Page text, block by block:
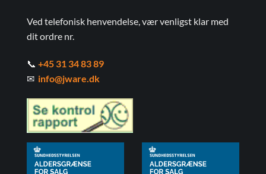
Ved telefonisk henvendelse, vær venligst klar med
dit ordre nr.
📞 +45 31 34 83 89
✉ info@jware.dk